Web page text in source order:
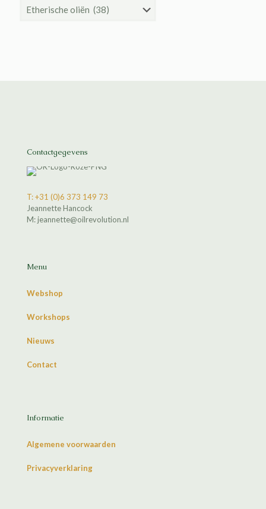
Contactgegevens
T: +31 (0)6 373 149 73
Jeannette Hancock
M: jeannette@oilrevolution.nl
Menu
Webshop
Workshops
Nieuws
Contact
Informatie
Algemene voorwaarden
Privacyverklaring